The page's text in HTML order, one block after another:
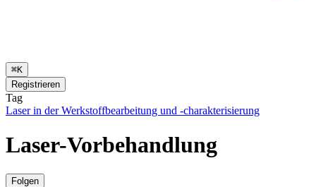
⌘K
Registrieren
Tag
Laser in der Werkstoffbearbeitung und -charakterisierung
Laser-Vorbehandlung
Folgen